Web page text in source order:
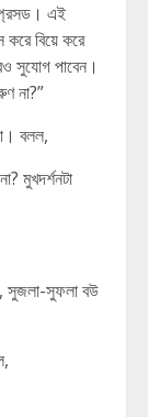
এই
বিয়ে করে
সুযোগ পাবেন।
না?”
বলল,
মুখদর্শনটা
সুজলা-সুফলা বউ